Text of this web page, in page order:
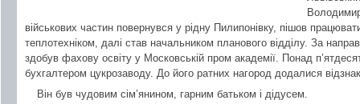
військових частин повернувся у рідну Пилипонівку, пішов
теплотехніком, далі став начальником планового відділу. За
здобув фахову освіту у Московській пром академії. Понад
бухгалтером цукрозаводу. До його ратних нагород додалися
Він був чудовим сім’янином, гарним батьком і дідусем.